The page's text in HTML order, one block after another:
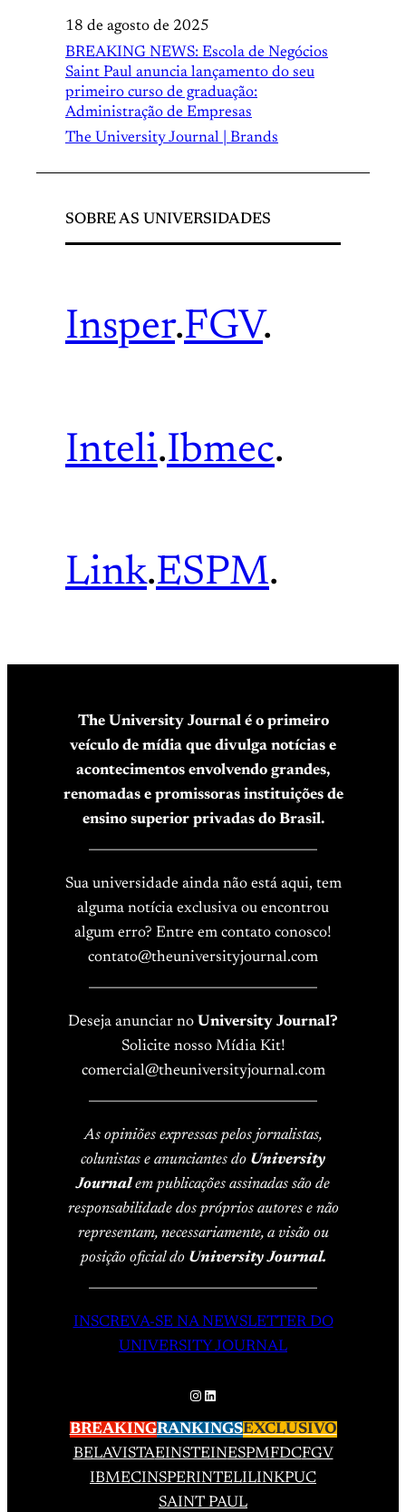
18 de agosto de 2025
BREAKING NEWS: Escola de Negócios
Saint Paul anuncia lançamento do seu
primeiro curso de graduação:
Administração de Empresas
The University Journal | Brands
SOBRE AS UNIVERSIDADES
Insper.FGV.
Inteli.Ibmec.
Link.ESPM.
The University Journal é o primeiro
veículo de mídia que divulga notícias e
acontecimentos envolvendo grandes,
renomadas e promissoras instituições de
ensino superior privadas do Brasil.
Sua universidade ainda não está aqui, tem
alguma notícia exclusiva ou encontrou
algum erro? Entre em contato conosco!
contato@theuniversityjournal.com
Deseja anunciar no University Journal?
Solicite nosso Mídia Kit!
comercial@theuniversityjournal.com
As opiniões expressas pelos jornalistas,
colunistas e anunciantes do University
Journalem publicações assinadas são de
responsabilidade dos próprios autores e não
representam, necessariamente, a visão ou
posição oficial do University Journal.
INSCREVA-SE NA NEWSLETTER DO
UNIVERSITY JOURNAL
Instagram
LinkedIn
BREAKINGRANKINGSEXCLUSIVO
BELAVISTAEINSTEINESPMFDCFGV
IBMECINSPERINTELILINKPUC
SAINT PAUL